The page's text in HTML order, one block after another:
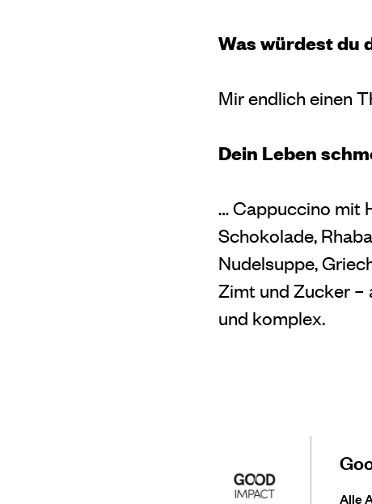
Was würdest du
Mir endlich einen
Dein Leben
… Cappuccino mit
Schokolade,
Nudelsuppe,
Zimt und Zucker –
und komplex.
Alle